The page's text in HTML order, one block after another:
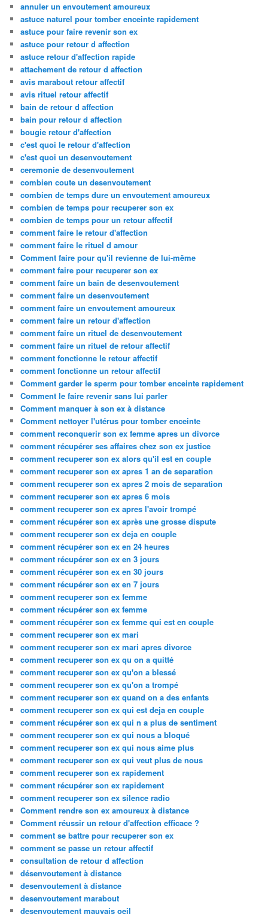
annuler un envoutement amoureux
astuce naturel pour tomber enceinte rapidement
astuce pour faire revenir son ex
astuce pour retour d affection
astuce retour d'affection rapide
attachement de retour d affection
avis marabout retour affectif
avis rituel retour affectif
bain de retour d affection
bain pour retour d affection
bougie retour d'affection
c'est quoi le retour d'affection
c'est quoi un desenvoutement
ceremonie de desenvoutement
combien coute un desenvoutement
combien de temps dure un envoutement amoureux
combien de temps pour recuperer son ex
combien de temps pour un retour affectif
comment faire le retour d'affection
comment faire le rituel d amour
Comment faire pour qu'il revienne de lui-même
comment faire pour recuperer son ex
comment faire un bain de desenvoutement
comment faire un desenvoutement
comment faire un envoutement amoureux
comment faire un retour d'affection
comment faire un rituel de desenvoutement
comment faire un rituel de retour affectif
comment fonctionne le retour affectif
comment fonctionne un retour affectif
Comment garder le sperm pour tomber enceinte rapidement
Comment le faire revenir sans lui parler
Comment manquer à son ex à distance
Comment nettoyer l'utérus pour tomber enceinte
comment reconquerir son ex femme apres un divorce
comment récupérer ses affaires chez son ex justice
comment recuperer son ex alors qu'il est en couple
comment recuperer son ex apres 1 an de separation
comment recuperer son ex apres 2 mois de separation
comment recuperer son ex apres 6 mois
comment recuperer son ex apres l'avoir trompé
comment récupérer son ex après une grosse dispute
comment recuperer son ex deja en couple
comment récupérer son ex en 24 heures
comment récupérer son ex en 3 jours
comment récupérer son ex en 30 jours
comment récupérer son ex en 7 jours
comment recuperer son ex femme
comment récupérer son ex femme
comment récupérer son ex femme qui est en couple
comment recuperer son ex mari
comment recuperer son ex mari apres divorce
comment recuperer son ex qu on a quitté
comment recuperer son ex qu'on a blessé
comment recuperer son ex qu'on a trompé
comment recuperer son ex quand on a des enfants
comment recuperer son ex qui est deja en couple
comment récupérer son ex qui n a plus de sentiment
comment recuperer son ex qui nous a bloqué
comment recuperer son ex qui nous aime plus
comment recuperer son ex qui veut plus de nous
comment recuperer son ex rapidement
comment récupérer son ex rapidement
comment recuperer son ex silence radio
Comment rendre son ex amoureux à distance
Comment réussir un retour d'affection efficace ?
comment se battre pour recuperer son ex
comment se passe un retour affectif
consultation de retour d affection
désenvoutement à distance
desenvoutement à distance
desenvoutement marabout
desenvoutement mauvais oeil